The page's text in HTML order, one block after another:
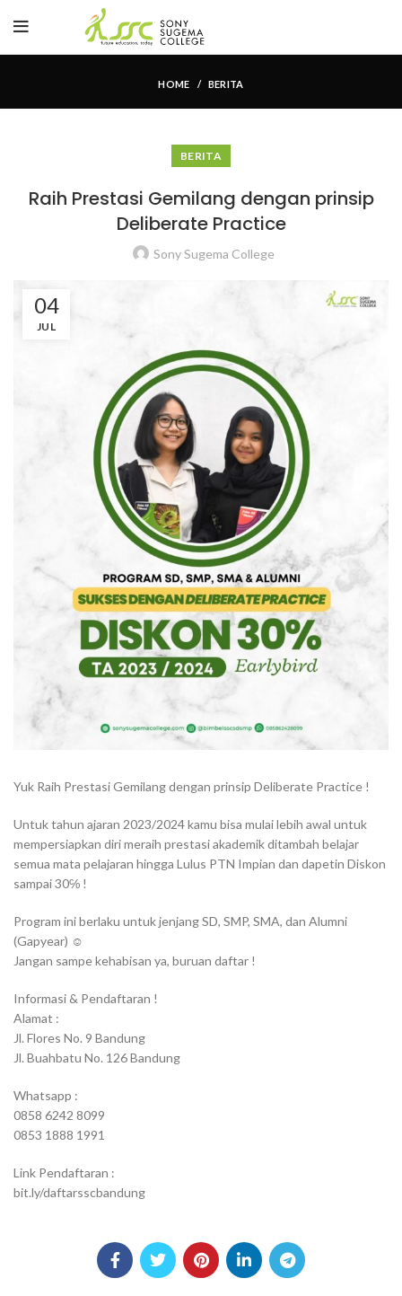
HOME BERITA
BERITA
Raih Prestasi Gemilang dengan prinsip
Deliberate Practice
Sony Sugema College
04
JUL
Yuk Raih Prestasi Gemilang dengan prinsip Deliberate Practice !
Untuk tahun ajaran 2023/2024 kamu bisa mulai lebih awal untuk
mempersiapkan diri meraih prestasi akademik ditambah belajar
semua mata pelajaran hingga Lulus PTN Impian dan dapetin Diskon
sampai 30℅ !
Program ini berlaku untuk jenjang SD, SMP, SMA, dan Alumni
(Gapyear) ☺
Jangan sampe kehabisan ya, buruan daftar !
Informasi & Pendaftaran !
Alamat :
Jl. Flores No. 9 Bandung
Jl. Buahbatu No. 126 Bandung
Whatsapp :
0858 6242 8099
0853 1888 1991
Link Pendaftaran :
bit.ly/daftarsscbandung